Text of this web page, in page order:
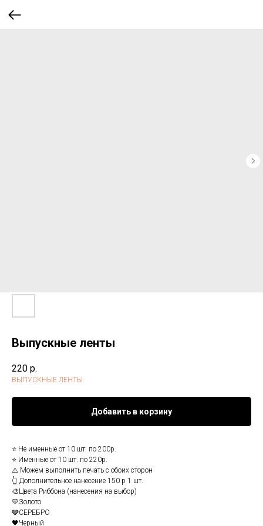
Выпускные ленты
220 р.
ВЫПУСКНЫЕ ЛЕНТЫ
Добавить в корзину
⭐ ️Не именные от 10 шт. по 200p.
⭐️ Именные от 10 шт. по 220р.
⚠️ Можем выполнить печать с обоих сторон
👆 Дополнительное нанесение 150 р 1 шт.
🎨Цвета Риббона (нанесения на выбор)
💛Золото
🩶СЕРЕБРО
🖤Черный